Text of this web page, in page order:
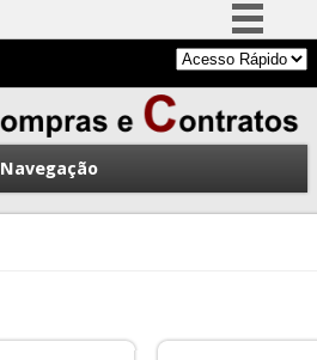
Simplifique!
Comunica BR
Participe
Acesso à informação
Legislação
Navegação